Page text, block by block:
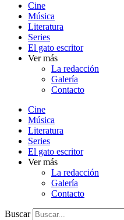
Cine
Música
Literatura
Series
El gato escritor
Ver más
La redacción
Galería
Contacto
Cine
Música
Literatura
Series
El gato escritor
Ver más
La redacción
Galería
Contacto
Buscar